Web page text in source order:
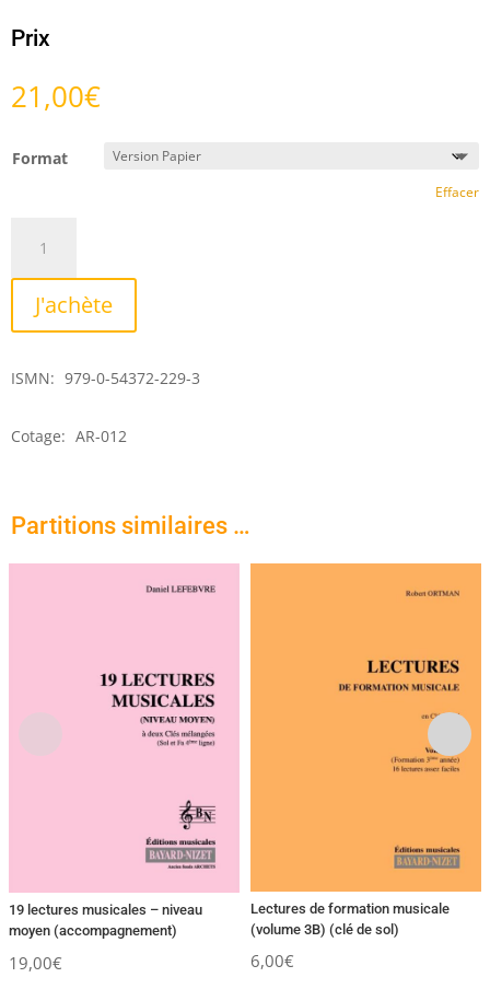
Prix
21,00€
Format
Effacer
20
leçons
de
–
supérieur
J'achète
ISMN: 979-0-54372-229-3
Cotage: AR-012
Partitions similaires …
19 lectures musicales – niveau
moyen (accompagnement)
19,00€
Lectures de formation musicale
(volume 3B) (clé de sol)
6,00€